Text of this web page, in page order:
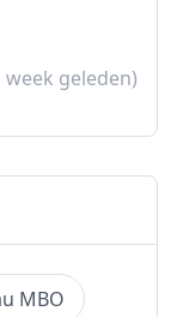
week geleden)
MBO